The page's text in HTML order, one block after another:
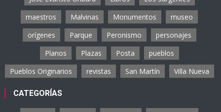
maestros
Malvinas Monumentos
museo
orígenes
Parque Peronismo
personajes
Planos
Plazas Posta
pueblos
Pueblos Originarios
revistas San Martín Villa Nueva
CATEGORÍAS